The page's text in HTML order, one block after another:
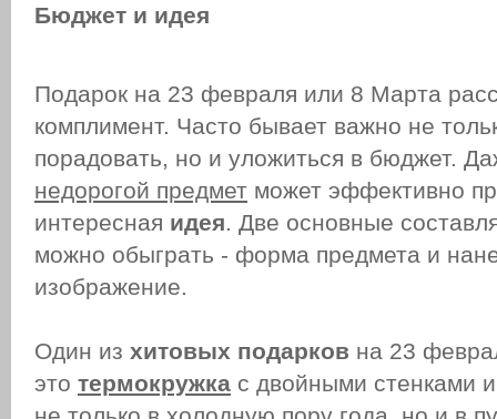
Бюджет и идея
Подарок на 23 февраля или 8 Марта
комплимент. Часто бывает важно не
порадовать, но и уложиться в бюджет.
недорогой предмет может эффективно
интересная идея. Две основные
можно обыграть - форма предмета и
изображение.
Один из хитовых подарков на 23
это термокружка с двойными стенками